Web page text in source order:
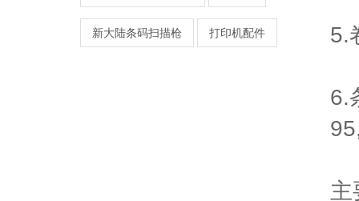
新大陆条码扫描枪 打印机配件 5.
6.
主